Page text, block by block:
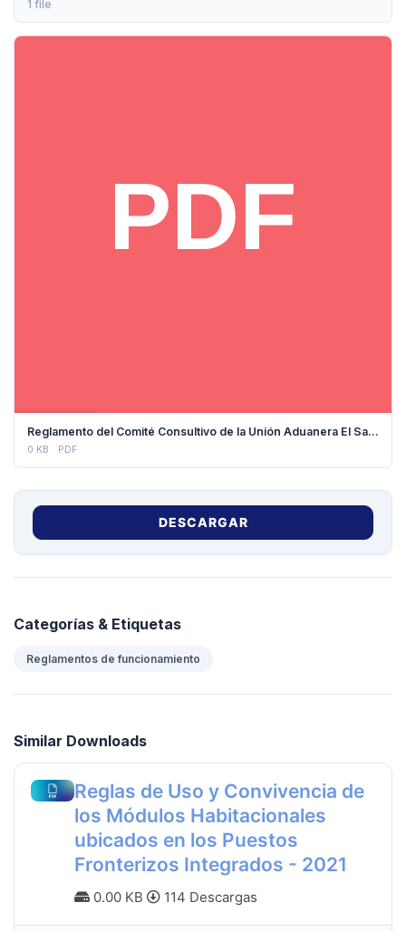
1 file
Reglamento del Comité Consultivo de la Unión Aduanera El Salvador, Guatemala y Honduras - 2018
0 KB PDF
DESCARGAR
Categorías & Etiquetas
Reglamentos de funcionamiento
Similar Downloads
Reglas de Uso y Convivencia de
los Módulos Habitacionales
ubicados en los Puestos
Fronterizos Integrados - 2021
0.00 KB 114 Descargas